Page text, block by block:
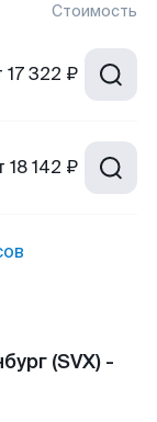
Стоимость
17 322 ₽
18 142 ₽
(SVX) -